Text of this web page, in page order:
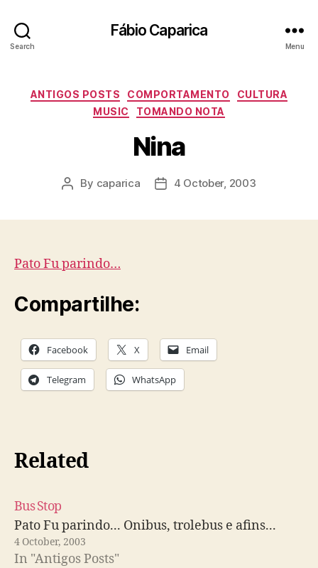
Search
Fábio Caparica
Menu
Categories
ANTIGOS POSTS COMPORTAMENTO
CULTURA
MUSIC
TOMANDO NOTA
Nina
Post
By caparica
Post4 October, 2003
Pato Fu parindo…
Compartilhe:
Facebook X Email
Telegram WhatsApp
Related
Bus Stop
Pato Fu parindo... Onibus, trolebus e afins...
4 October, 2003
In "Antigos Posts"